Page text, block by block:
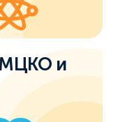
МЦКО и